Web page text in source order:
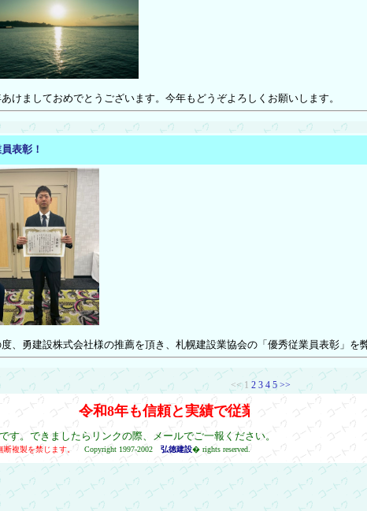
けましておめでとうございます。今年もどうぞよろしくお願いします。
表彰！
度、勇建設株式会社様の推薦を頂き、札幌建設業協会の「優秀従業員表彰」を
<< 1 2 3 4 5 >>
令和8年も信頼と実績で従業員一同力を合わせ
す。できましたらリンクの際、 メールでご一報ください。
断複製を禁じます。 Copyright 1997-2002 弘徳建設� rights reserved.